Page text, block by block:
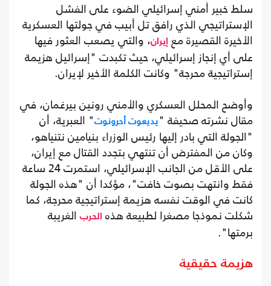
سلط خبير أمني إسرائيلي الضوء على الفشل
الإستراتيجي الذي رافق تل أبيب في جولتها العسكرية
الأخيرة القصيرة مع إيران، والتي يصعب العثور فيها
على أي إنجاز إسرائيلي، حيث تكبدت "إسرائيل هزيمة
إستراتيجية محرجة" وكانت الكلمة الأخير لإيران.
وأوضح المحلل العسكري والأمني رونين بيرغمان، في
مقال نشرته صحيفة "يديعوت أحرونوت" العبرية، أن
"الجولة التي بادر إليها رئيس الوزراء بنيامين نتنياهو،
وكان من المفترض أن تنتهي بتجدد القتال مع إيران،
على الأقل من الجانب الإسرائيلي، استمرت 24 ساعة
فقط وانتهت بصوت خافت"، مؤكدا أن "هذه الجولة
كانت في الوقت نفسه هزيمة إستراتيجية محرجة، كما
شكلت نموذجا مصغرا لطبيعة هذه الحرب الغريبة
برمتها".
هزيمة حقيقية